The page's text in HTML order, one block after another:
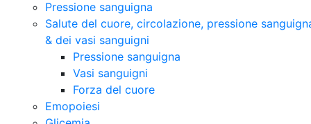
Pressione sanguigna
Salute del cuore, circolazione, pressione
& dei vasi sanguigni
Pressione sanguigna
Vasi sanguigni
Forza del cuore
Emopoiesi